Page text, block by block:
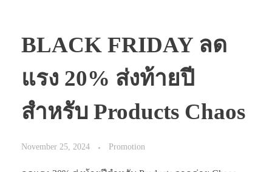
BLACK FRIDAY ลด
แรง 20% ส่งท้ายปี
สำหรับ Products Chaos
November 25, 2024 Promotion